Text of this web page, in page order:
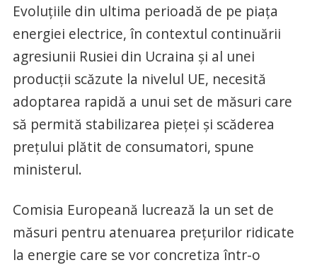
Evoluţiile din ultima perioadă de pe piaţa
energiei electrice, în contextul continuării
agresiunii Rusiei din Ucraina şi al unei
producţii scăzute la nivelul UE, necesită
adoptarea rapidă a unui set de măsuri care
să permită stabilizarea pieţei şi scăderea
preţului plătit de consumatori, spune
ministerul.
Comisia Europeană lucrează la un set de
măsuri pentru atenuarea preţurilor ridicate
la energie care se vor concretiza într-o